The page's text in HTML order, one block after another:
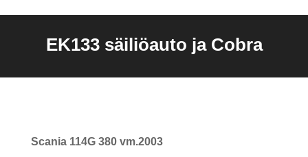
EK133 säiliöauto ja Cobra
Scania 114G 380 vm.2003